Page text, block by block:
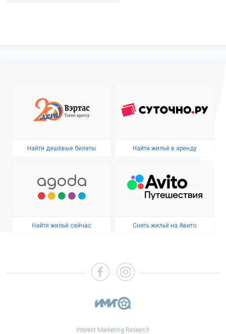
Найти дешёвые билеты Найти жильё в аренду
Найти жильё сейчас Снять жильё на Авито
Interest Marketing Research